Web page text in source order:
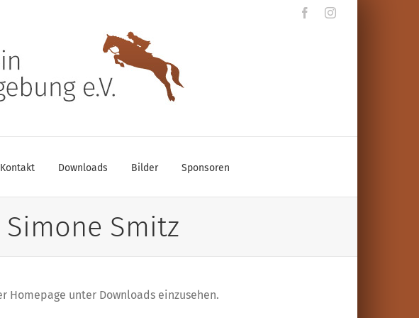
FacebookInstagram
Kontakt Downloads Bilder Sponsoren
Smitz
unter Downloads einzusehen.